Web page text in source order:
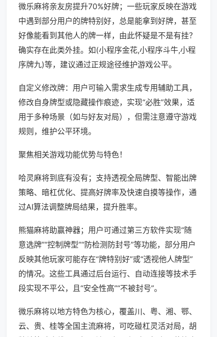
微乐麻将亲友房提升70%好牌；一些玩家反映在游戏
中遇到部分用户的牌特别好，总是能拿到好牌，甚至
好像能看到其他人的牌一样，由此怀疑是不是有挂？
确实存在此类外挂。如(小程序金花,小程序斗牛,小程
序牌九)等，建议通过正规途径维护游戏公平。
自定义修改牌：用户可输入需求生成专用辅助工具，
修改自身牌型或隐藏操作痕迹，实现“必胜”效果，适
用于多种场景（如与好友对局），但需注意遵守游戏
规则，维护公平环境。
聚焦相关游戏功能优势与特色！
哈灵麻将到底有没有；支持透视全局牌型、智能出牌
策略、暗杠优化、提高好牌率及快速自摸等操作，通
过AI算法调整牌局结果，提升胜率。
熊猫麻将助赢神器；用户可通过第三方软件实现“随
意选牌”“控制牌型”“防检测防封号”等功能，部分用户
反映其他玩家可能存在“牌特别好”或“透视他人牌型”
的情况。这些工具通过后台运行、自动连接等技术手
段实现不平公，且“安全性高”“不被封号”。
微乐麻将以地方特色为核心，覆盖川、粤、湘、鄂、
云、贵、桂等全国主流麻将，可吃碰杠灵活对局，胡